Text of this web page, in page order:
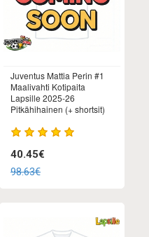
Juventus Mattia Perin #1
Maalivahti Kotipaita
Lapsille 2025-26
Pitkähihainen (+ shortsit)
40.45€
98.63€